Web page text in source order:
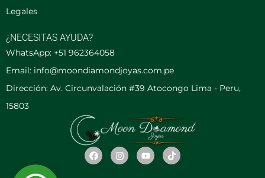
Legales
¿NECESITAS AYUDA?
WhatsApp: +51 962364058
Email: info@moondiamondjoyas.com.pe
Dirección: Av. Circunvalación #39 Atocongo Lima - Peru,
15803
F
a
c
I
n
s
Y
o
u
T
i
k